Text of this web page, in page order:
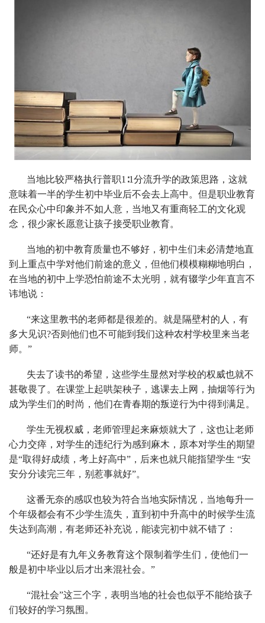
当地比较严格执行普职1∶1分流升学的政策思路，这就
意味着一半的学生初中毕业后不会去上高中。但是职业教育
在民众心中印象并不如人意，当地又有重商轻工的文化观
念，很少家长愿意让孩子接受职业教育。
当地的初中教育质量也不够好，初中生们未必清楚地直
到上重点中学对他们前途的意义，但他们模模糊糊地明白，
在当地的初中上学恐怕前途不太光明，就有辍学少年直言不
讳地说：
“来这里教书的老师都是很差的。就是隔壁村的人，有
多大见识?否则他们也不可能到我们这种农村学校里来当老
师。”
失去了读书的希望，这些学生显然对学校的权威也就不
甚敬畏了。在课堂上起哄架秧子，逃课去上网，抽烟等行为
成为学生们的时尚，他们在青春期的叛逆行为中得到满足。
学生无视权威，老师管理起来麻烦就大了，这也让老师
心力交瘁，对学生的违纪行为感到麻木，原本对学生的期望
是“取得好成绩，考上好高中”，后来也就只能指望学生 “安
安分分读完三年，别惹事就好”。
这番无奈的感叹也较为符合当地实际情况，当地每升一
个年级都会有不少学生流失，直到初中升高中的时候学生流
失达到高潮，有老师还补充说，能读完初中就不错了：
“还好是有九年义务教育这个限制着学生们，使他们一
般是初中毕业以后才出来混社会。”
“混社会”这三个字，表明当地的社会也似乎不能给孩子
们较好的学习氛围。